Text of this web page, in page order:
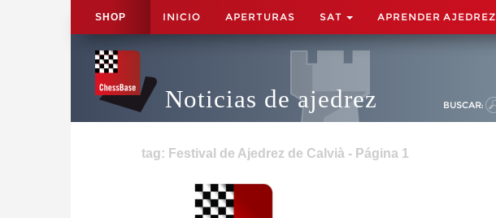
SHOP INICIO APERTURAS SAT APRENDER AJEDREZ
Noticias de ajedrez BUSCAR:
tag: Festival de Ajedrez de Calvià - Página 1